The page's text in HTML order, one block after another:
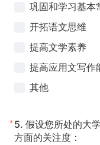
巩固和学习基本
开拓语文思维
提高文学素养
提高应用文写作
其他
* 5. 假设您所处的大
方面的关注度：